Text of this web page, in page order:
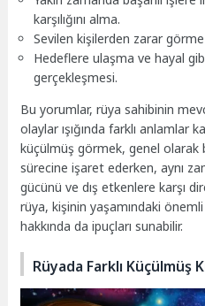
karşılığını alma.
Sevilen kişilerden zarar
Hedeflere ulaşma ve hayal
gerçekleşmesi.
Bu yorumlar, rüya sahibinin
olaylar ışığında farklı anlamlar
küçülmüş görmek, genel olarak
sürecine işaret ederken, aynı
gücünü ve dış etkenlere karşı
rüya, kişinin yaşamındaki
hakkında da ipuçları sunabilir.
Rüyada Farklı Küçülmüş